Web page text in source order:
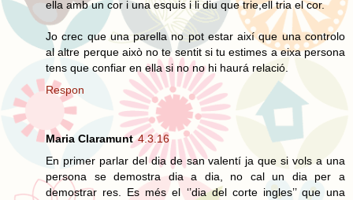
ella amb un cor i una esquis i li diu que trie,ell tria el cor.
Jo crec que una parella no pot estar així que una controlo
al altre perque això no te sentit si tu estimes a eixa persona
tens que confiar en ella si no no hi haurá relació.
Respon
Maria Claramunt 4.3.16
En primer parlar del dia de san valentí ja que si vols a una
persona se demostra dia a dia, no cal un dia per a
demostrar res. Es més el ‘’dia del corte ingles’’ que una